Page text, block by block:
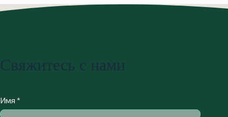
Свяжитесь с нами
Имя *